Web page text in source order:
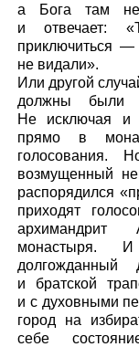
а Бога там не
и отвечает:
приключиться
не видали».
Или другой
должны были
Не исключая и
прямо в
голосования.
возмущенный
распорядился
приходят
архимандрит
монастыря. И
и братской
и с духовными
город на
себе